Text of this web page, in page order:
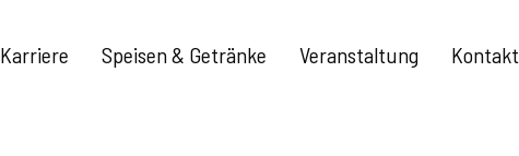
Karriere Speisen & Getränke Veranstaltung Kontakt